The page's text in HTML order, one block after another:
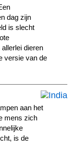
dag zijn
is slecht
dieren
versie van de
aan het
mens zich
is de